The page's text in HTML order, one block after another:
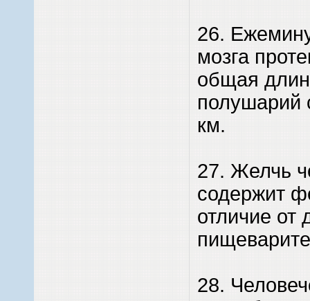
26.
мозга
общая
полушарий
км.
27. Желчь
содержит
отличие от
28.